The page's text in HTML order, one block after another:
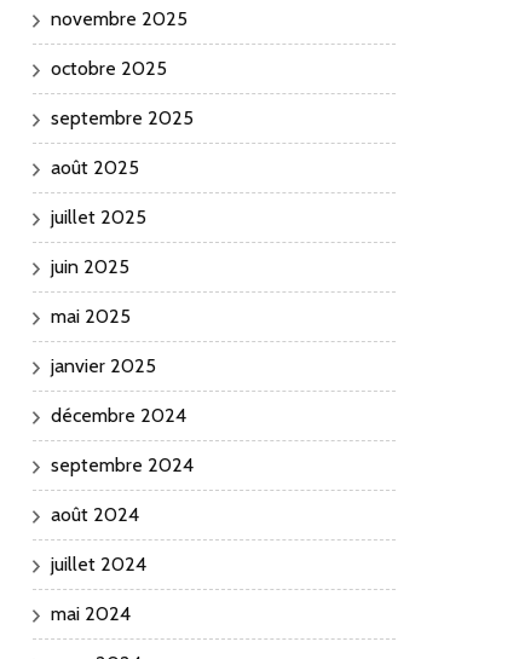
novembre 2025
octobre 2025
septembre 2025
août 2025
juillet 2025
juin 2025
mai 2025
janvier 2025
décembre 2024
septembre 2024
août 2024
juillet 2024
mai 2024